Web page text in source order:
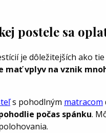
postele sa
je dôležitejších ako
mať vplyv na vznik
s pohodlným matracom
počas spánku.